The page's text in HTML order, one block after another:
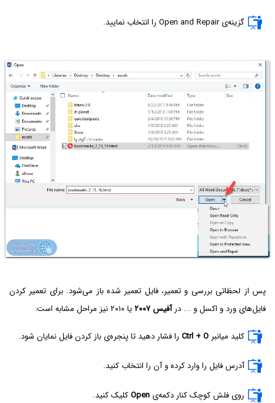
گزینه‌ی Open and Repair را انتخاب نمایید.
پس از لحظاتی بررسی و تعمیر، فایل تعمیر شده باز می‌شود. برای تعمیر کردن
فایل‌های ورد و اکسل و ... درآفیس ۲۰۰۷ یا ۲۰۱۰ نیز مراحل مشابه است:
کلید میانبر Ctrl + O را فشار دهید تا پنجره‌ی باز کردن فایل نمایان شود.
آدرس فایل را وارد کرده و آن را انتخاب کنید.
روی فلش کوچک کنار دکمه‌ی Openکلیک کنید.